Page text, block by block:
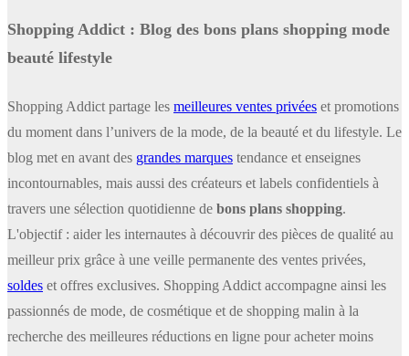
Shopping Addict : Blog des bons plans shopping mode
beauté lifestyle
Shopping Addict partage les meilleures ventes privées et promotions
du moment dans l’univers de la mode, de la beauté et du lifestyle. Le
blog met en avant des grandes marques tendance et enseignes
incontournables, mais aussi des créateurs et labels confidentiels à
travers une sélection quotidienne de bons plans shopping.
L'objectif : aider les internautes à découvrir des pièces de qualité au
meilleur prix grâce à une veille permanente des ventes privées,
soldes et offres exclusives. Shopping Addict accompagne ainsi les
passionnés de mode, de cosmétique et de shopping malin à la
recherche des meilleures réductions en ligne pour acheter moins